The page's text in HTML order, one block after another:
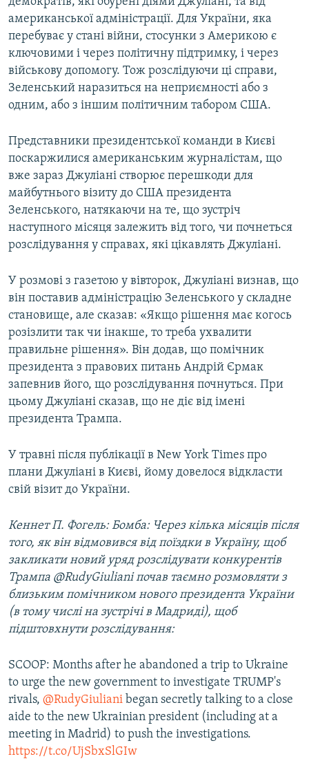
американської адміністрації. Для України, яка
перебуває у стані війни, стосунки з Америкою є
ключовими і через політичну підтримку, і через
військову допомогу. Тож розслідуючи ці справи,
Зеленський наразиться на неприємності або з
одним, або з іншим політичним табором США.
Представники президентської команди в Києві
поскаржилися американським журналістам, що
вже зараз Джуліані створює перешкоди для
майбутнього візиту до США президента
Зеленського, натякаючи на те, що зустріч
наступного місяця залежить від того, чи почнеться
розслідування у справах, які цікавлять Джуліані.
У розмові з газетою у вівторок, Джуліані визнав, що
він поставив адміністрацію Зеленського у складне
становище, але сказав: «Якщо рішення має когось
розізлити так чи інакше, то треба ухвалити
правильне рішення». Він додав, що помічник
президента з правових питань Андрій Єрмак
запевнив його, що розслідування почнуться. При
цьому Джуліані сказав, що не діє від імені
президента Трампа.
У травні після публікації в New York Times про
плани Джуліані в Києві, йому довелося відкласти
свій візит до України.
Кеннет П. Фогель: Бомба: Через кілька місяців після
того, як він відмовився від поїздки в Україну, щоб
закликати новий уряд розслідувати конкурентів
Трампа @RudyGiuliani почав таємно розмовляти з
близьким помічником нового президента України
(в тому числі на зустрічі в Мадриді), щоб
підштовхнути розслідування:
SCOOP: Months after he abandoned a trip to Ukraine
to urge the new government to investigate TRUMP's
rivals, @RudyGiuliani began secretly talking to a close
aide to the new Ukrainian president (including at a
meeting in Madrid) to push the investigations.
https://t.co/UjSbxSlGIw